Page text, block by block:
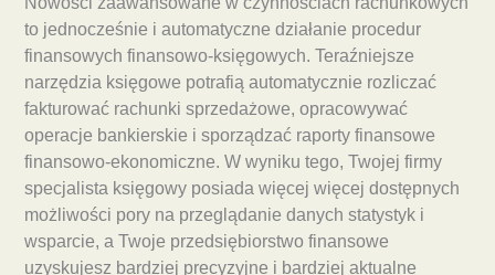
to jednocześnie i automatyczne działanie procedur
finansowych finansowo-księgowych. Teraźniejsze
narzędzia księgowe potrafią automatycznie rozliczać
fakturować rachunki sprzedażowe, opracowywać
operacje bankierskie i sporządzać raporty finansowe
finansowo-ekonomiczne. W wyniku tego, Twojej firmy
specjalista księgowy posiada więcej więcej dostępnych
możliwości pory na przeglądanie danych statystyk i
wsparcie, a Twoje przedsiębiorstwo finansowe
uzyskujesz bardziej precyzyjne i bardziej aktualne